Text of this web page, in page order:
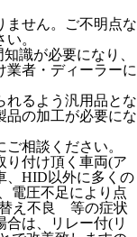
せん。ご不明点な
。
識が必要になり、
業者・ディーラーに
るよう汎用品とな
品の加工が必要にな
相談ください。
付け頂く車両(ア
、HID以外に多くの
電圧不足により点
え不良 等の症状
は、リレー付(リ